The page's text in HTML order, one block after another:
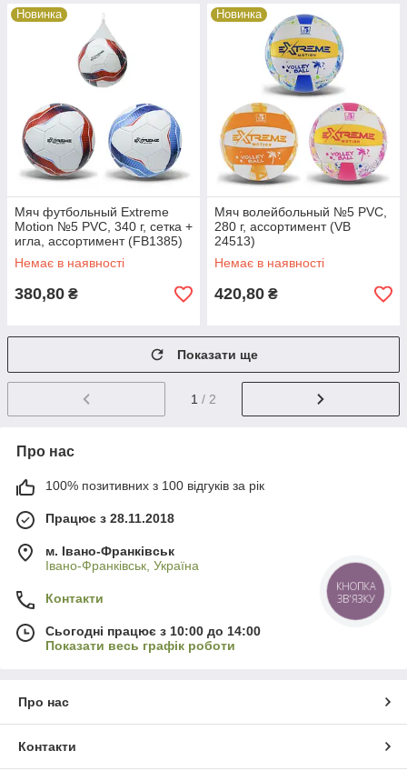
Новинка
Мяч футбольный Extreme
Motion №5 PVC, 340 г, сетка +
игла, ассортимент (FB1385)
Немає в наявності
380,80 ₴
Новинка
Мяч волейбольный №5 PVC,
280 г, ассортимент (VB
24513)
Немає в наявності
420,80 ₴
Показати ще
1 / 2
Про нас
100% позитивних з 100 відгуків за рік
Працює з 28.11.2018
м. Івано-Франківськ
Івано-Франківськ, Україна
Контакти
Сьогодні працює з 10:00 до 14:00
Показати весь графік роботи
Про нас
Контакти
КНОПКА
ЗВ'ЯЗКУ